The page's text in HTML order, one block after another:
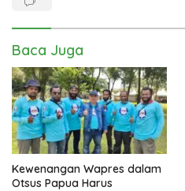
Baca Juga
Kewenangan Wapres dalam
Otsus Papua Harus